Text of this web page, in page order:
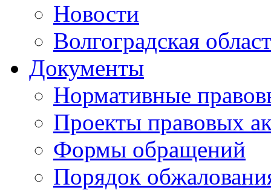
Новости
Волгоградская
Документы
Нормативные
Проекты правовых
Формы обращений
Порядок